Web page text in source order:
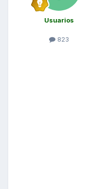
Usuarios
823